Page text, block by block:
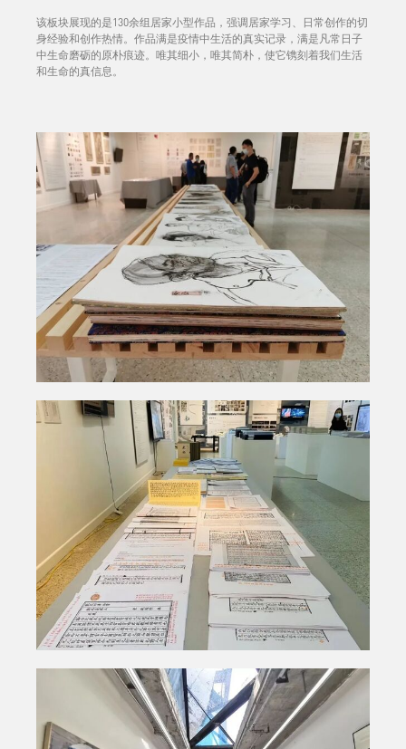
该板块展现的是130余组居家小型作品，强调居家学习、日常创作的切
身经验和创作热情。作品满是疫情中生活的真实记录，满是凡常日子
中生命磨砺的原朴痕迹。唯其细小，唯其简朴，使它镌刻着我们生活
和生命的真信息。